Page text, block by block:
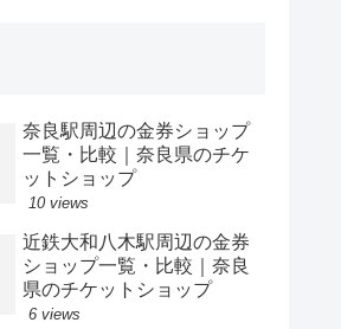
奈良駅周辺の金券ショップ
一覧・比較｜奈良県のチケ
ットショップ
10 views
近鉄大和八木駅周辺の金券
ショップ一覧・比較｜奈良
県のチケットショップ
6 views